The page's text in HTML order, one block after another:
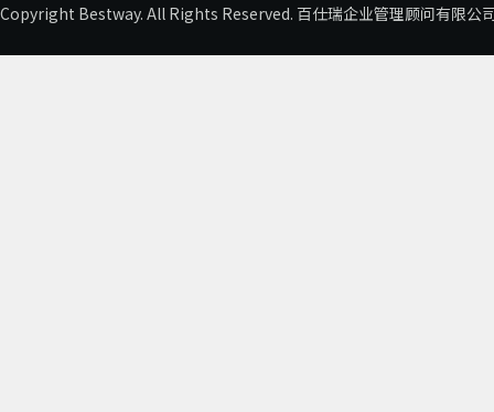
Copyright Bestway. All Rights Reserved. 百仕瑞企业管理顾问有限公